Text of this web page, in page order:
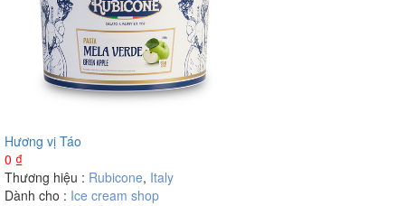
Hương vị Táo
0 ₫
Thương hiệu : Rubicone, Italy
Dành cho : Ice cream shop